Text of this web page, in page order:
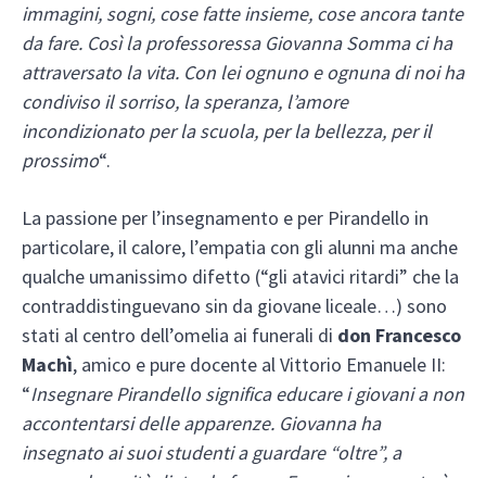
immagini, sogni, cose fatte insieme, cose ancora tante
da fare. Così la professoressa Giovanna Somma ci ha
attraversato la vita. Con lei ognuno e ognuna di noi ha
condiviso il sorriso, la speranza, l’amore
incondizionato per la scuola, per la bellezza, per il
prossimo“.
La passione per l’insegnamento e per Pirandello in
particolare, il calore, l’empatia con gli alunni ma anche
qualche umanissimo difetto (“gli atavici ritardi” che la
contraddistinguevano sin da giovane liceale…) sono
stati al centro dell’omelia ai funerali di don Francesco
Machì, amico e pure docente al Vittorio Emanuele II:
“Insegnare Pirandello significa educare i giovani a non
accontentarsi delle apparenze. Giovanna ha
insegnato ai suoi studenti a guardare “oltre”, a